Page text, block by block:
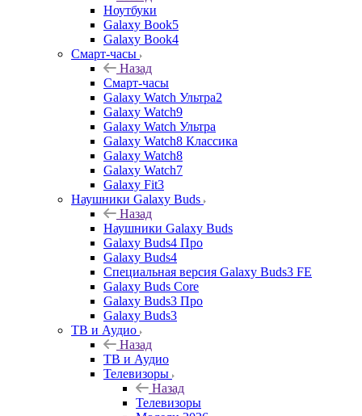
Ноутбуки
Galaxy Book5
Galaxy Book4
Смарт-часы
Назад
Смарт-часы
Galaxy Watch Ультра2
Galaxy Watch9
Galaxy Watch Ультра
Galaxy Watch8 Классика
Galaxy Watch8
Galaxy Watch7
Galaxy Fit3
Наушники Galaxy Buds
Назад
Наушники Galaxy Buds
Galaxy Buds4 Про
Galaxy Buds4
Специальная версия Galaxy Buds3 FE
Galaxy Buds Core
Galaxy Buds3 Про
Galaxy Buds3
ТВ и Аудио
Назад
ТВ и Аудио
Телевизоры
Назад
Телевизоры